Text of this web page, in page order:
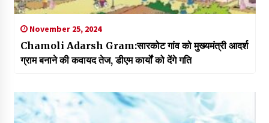
November 25, 2024
Chamoli Adarsh Gram:सारकोट गांव को मुख्यमंत्री आदर्श
ग्राम बनाने की कवायद तेज, डीएम कार्यों को देंगे गति